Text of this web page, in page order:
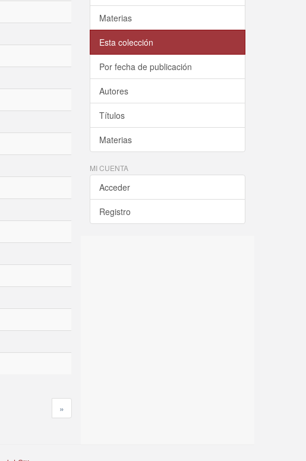
»
Materias
Esta colección
Por fecha de publicación
Autores
Títulos
Materias
MI CUENTA
Acceder
Registro